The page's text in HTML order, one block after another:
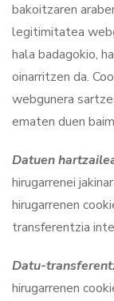
bakoitzaren
legitimitatea
hala badagokio,
oinarritzen da.
webgunera
ematen duen
Datuen
hirugarrenei
hirugarrenen
transferentzia
Datu-
hirugarrenen